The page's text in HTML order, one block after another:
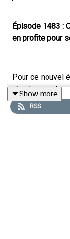
Épisode 1483 :
en profite pour
Pour ce nouvel
réunit
de milieu
grands
Show more
RSS